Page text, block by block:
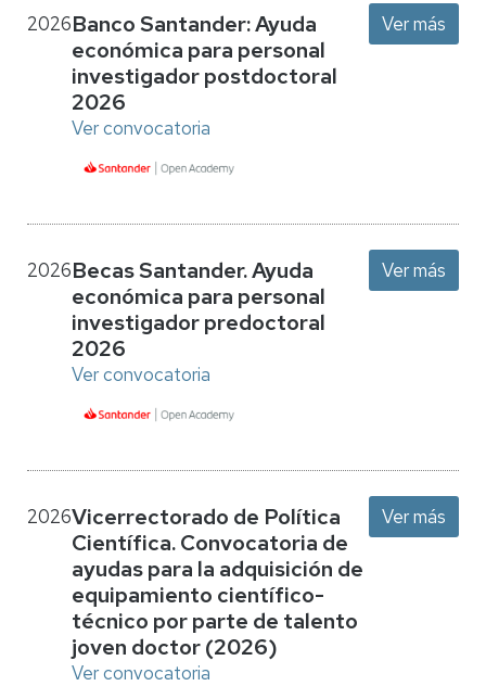
2026Banco Santander: Ayuda
económica para personal
investigador postdoctoral
2026
Ver convocatoria
Ver más
2026Becas Santander. Ayuda
económica para personal
investigador predoctoral
2026
Ver convocatoria
Ver más
2026Vicerrectorado de Política
Científica. Convocatoria de
ayudas para la adquisición de
equipamiento científico-
técnico por parte de talento
joven doctor (2026)
Ver convocatoria
Ver más